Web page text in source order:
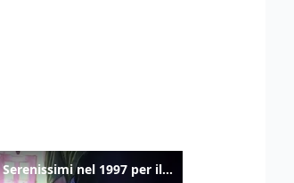
Ecco il tanko usato dai Serenissimi nel 1997 per il blitz a San Marco